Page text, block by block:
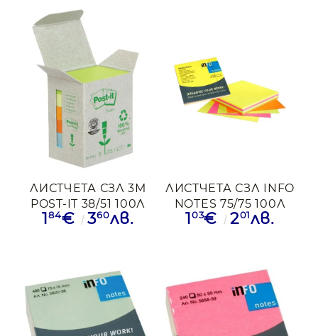
ЛИСТЧЕТА СЗЛ 3М
POST-IT 38/51 100Л
РЕЦИКЛИР. МИКС
184€ 360лв.
ЛИСТЧЕТА СЗЛ INFO
NOTES 75/75 100Л
4ЦВх25БР НЕОН
1 03€ 201лв.